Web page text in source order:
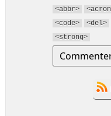
<abbr>
<code>
<del>
<strong>